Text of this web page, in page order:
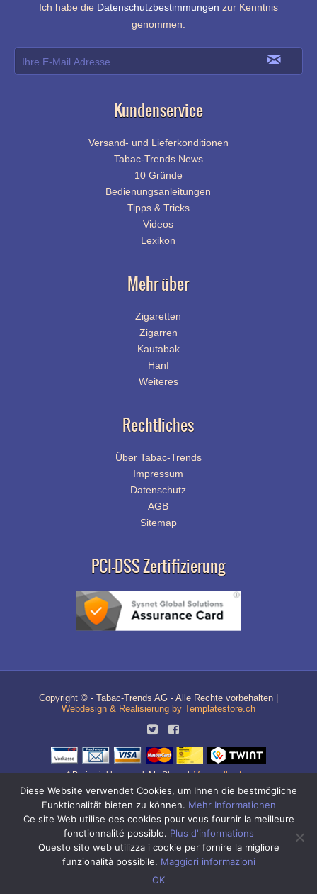
Ich habe die Datenschutzbestimmungen zur Kenntnis
genommen.
Kundenservice
Versand- und Lieferkonditionen
Tabac-Trends News
10 Gründe
Bedienungsanleitungen
Tipps & Tricks
Videos
Lexikon
Mehr über
Zigaretten
Zigarren
Kautabak
Hanf
Weiteres
Rechtliches
Über Tabac-Trends
Impressum
Datenschutz
AGB
Sitemap
PCI-DSS Zertifizierung
Copyright © - Tabac-Trends AG - Alle Rechte vorbehalten |
Webdesign & Realisierung by Templatestore.ch
* Preise inkl. gesetzl. MwSt. zzgl.Versandkosten
Quick-Link Navigation
Zubehör
Diese Website verwendet Cookies, um Ihnen die bestmögliche
Funktionalität bieten zu können. Mehr Informationen
Ce site Web utilise des cookies pour vous fournir la meilleure
fonctionnalité possible. Plus d'informations
Questo sito web utilizza i cookie per fornire la migliore
funzionalità possibile. Maggiori informazioni
OK